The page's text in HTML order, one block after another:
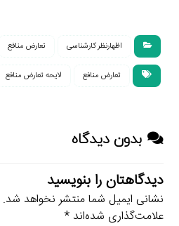
اظهارنظر کارشناسی تعارض منافع
تعارض منافع لایحه تعارض منافع
بدون دیدگاه
دیدگاهتان را بنویسید
نشانی ایمیل شما منتشر نخواهد شد.
علامت‌گذاری شده‌اند*